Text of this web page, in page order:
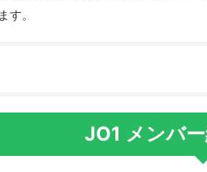
す。
JO1 メンバー